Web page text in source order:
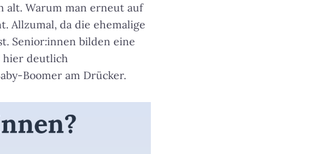
alt. Warum man erneut auf
Allzumal, da die ehemalige
Senior:innen bilden eine
hier deutlich
Boomer am Drücker.